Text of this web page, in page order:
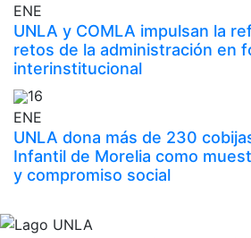
ENE
UNLA y COMLA impulsan la
retos de la administración en
interinstitucional
16
ENE
UNLA dona más de 230
Infantil de Morelia como
y compromiso social